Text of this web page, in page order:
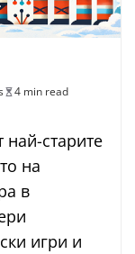
4 min read
най-старите
на
в
игри и